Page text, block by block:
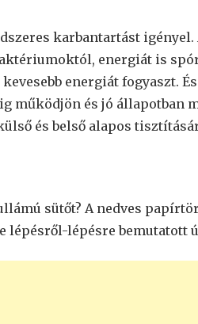
karbantartást igényel.
energiát is
energiát fogyaszt.
működjön és jó állapotban
és belső alapos
sütőt? A nedves
lépésről-lépésre bemutatott